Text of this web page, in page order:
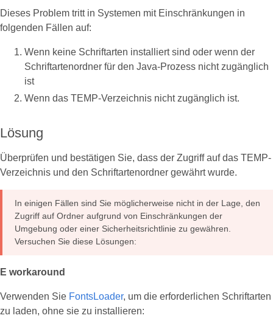
Dieses Problem tritt in Systemen mit Einschränkungen in
folgenden Fällen auf:
Wenn keine Schriftarten installiert sind oder wenn der
Schriftartenordner für den Java-Prozess nicht zugänglich
ist
Wenn das TEMP-Verzeichnis nicht zugänglich ist.
Lösung
Überprüfen und bestätigen Sie, dass der Zugriff auf das TEMP-
Verzeichnis und den Schriftartenordner gewährt wurde.
In einigen Fällen sind Sie möglicherweise nicht in der Lage, den
Zugriff auf Ordner aufgrund von Einschränkungen der
Umgebung oder einer Sicherheitsrichtlinie zu gewähren.
Versuchen Sie diese Lösungen:
E workaround
Verwenden Sie FontsLoader, um die erforderlichen Schriftarten
zu laden, ohne sie zu installieren: